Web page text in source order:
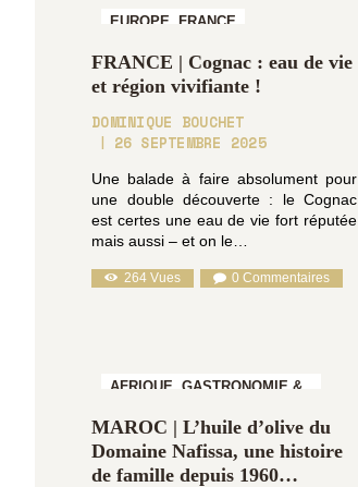
EUROPE, FRANCE
FRANCE | Cognac : eau de vie
et région vivifiante !
DOMINIQUE BOUCHET
26 SEPTEMBRE 2025
Une balade à faire absolument pour
une double découverte : le Cognac
est certes une eau de vie fort réputée
mais aussi – et on le…
264 Vues 0 Commentaires
AFRIQUE, GASTRONOMIE &
MAROC | L’huile d’olive du
Domaine Nafissa, une histoire
de famille depuis 1960…